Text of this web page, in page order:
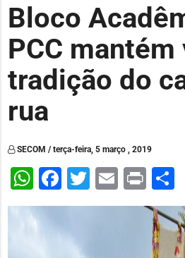
Bloco
PCC mantém
tradição do
rua
SECOM / terça-feira, 5 março , 2019
WhatsApp
Facebook
Twitter
Email
Print